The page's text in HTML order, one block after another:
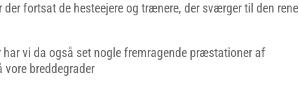
der fortsat de hesteejere og trænere, der sværger til den rene
har vi da også set nogle fremragende præstationer af
vore breddegrader